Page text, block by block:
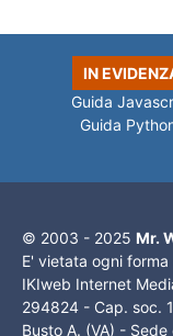
IN
Guida
Guida
© 2003 - 2025 Mr.
E' vietata ogni
IKIweb Internet
294824 - Cap. soc.
Busto A. (VA) -